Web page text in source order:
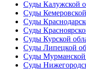
Суды Калужской
Суды
Суды
Суды
Суды Курской
Суды Липецкой
Суды Мурманской
Суды